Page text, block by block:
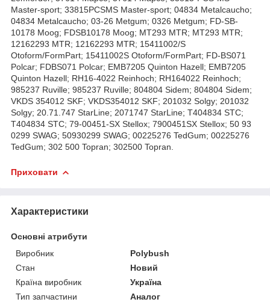
Master-sport; 33815PCSMS Master-sport; 04834 Metalcaucho;
04834 Metalcaucho; 03-26 Metgum; 0326 Metgum; FD-SB-
10178 Moog; FDSB10178 Moog; MT293 MTR; MT293 MTR;
12162293 MTR; 12162293 MTR; 15411002/S
Otoform/FormPart; 15411002S Otoform/FormPart; FD-BS071
Polcar; FDBS071 Polcar; EMB7205 Quinton Hazell; EMB7205
Quinton Hazell; RH16-4022 Reinhoch; RH164022 Reinhoch;
985237 Ruville; 985237 Ruville; 804804 Sidem; 804804 Sidem;
VKDS 354012 SKF; VKDS354012 SKF; 201032 Solgy; 201032
Solgy; 20.71.747 StarLine; 2071747 StarLine; T404834 STC;
T404834 STC; 79-00451-SX Stellox; 7900451SX Stellox; 50 93
0299 SWAG; 50930299 SWAG; 00225276 TedGum; 00225276
TedGum; 302 500 Topran; 302500 Topran.
Приховати
Характеристики
Основні атрибути
Виробник
Polybush
Стан
Новий
Країна виробник
Україна
Тип запчастини
Аналог